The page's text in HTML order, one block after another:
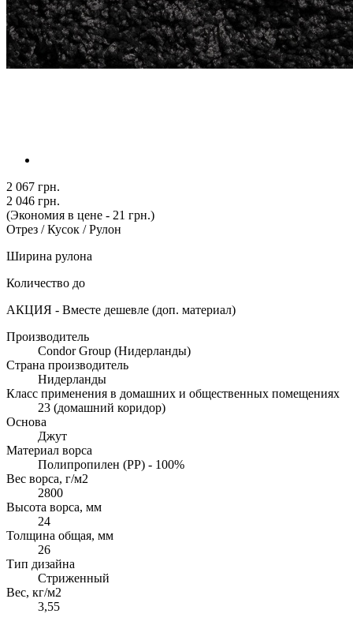
2 067 грн.
2 046 грн.
(Экономия в цене - 21 грн.)
Отрез / Кусок / Рулон
Ширина рулона
Количество до
АКЦИЯ - Вместе дешевле (доп. материал)
Производитель
Condor Group (Нидерланды)
Страна производитель
Нидерланды
Класс применения в домашних и общественных помещениях
23 (домашний коридор)
Основа
Джут
Материал ворса
Полипропилен (PP) - 100%
Вес ворса, г/м2
2800
Высота ворса, мм
24
Толщина общая, мм
26
Тип дизайна
Стриженный
Вес, кг/м2
3,55